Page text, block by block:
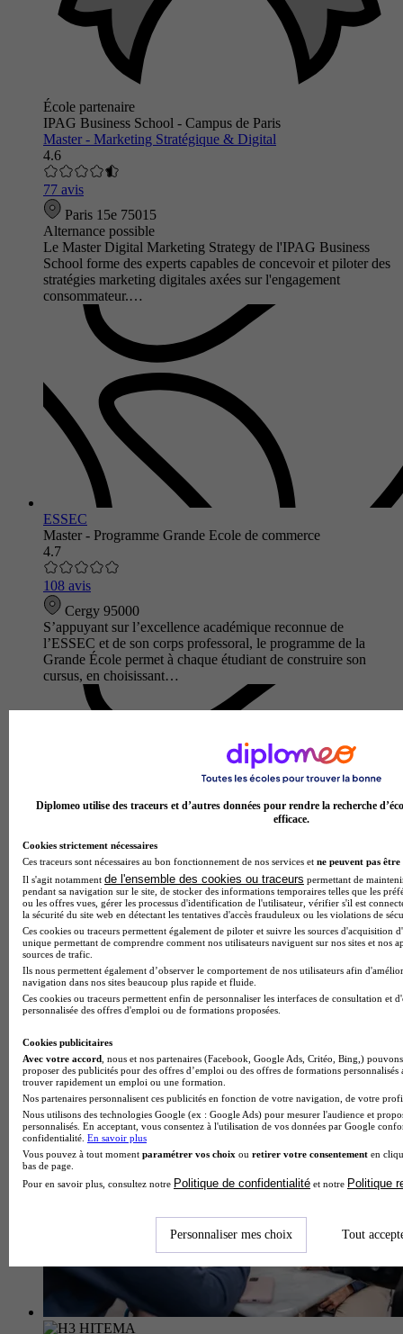
École partenaire
IPAG Business School - Campus de Paris
Master - Marketing Stratégique & Digital
4.6
77 avis
Paris 15e 75015
Alternance possible
Le Master Digital Marketing Strategy de l'IPAG Business
School forme des experts capables de concevoir et piloter des
stratégies marketing digitales axées sur l'engagement
consommateur.…
ESSEC
Master - Programme Grande Ecole de commerce
4.7
108 avis
Cergy 95000
S’appuyant sur l’excellence académique reconnue de
l’ESSEC et de son corps professoral, le programme de la
Grande École permet à chaque étudiant de construire son
cursus, en choisissant…
ENSEA
Master - Recherche - Systèmes Intelligents et Communicants
4.5
Cergy 95000
Systèmes Intelligents et communicants (SIC) Master
Informatiques et Génie Electrique La spécialité en recherche «
Systè…
Diplomeo utilise des traceurs et d’autres données pour rendre la recherche
efficace.
Cookies strictement nécessaires
Ces traceurs sont nécessaires au bon fonctionnement de nos services et ne peuvent pas être
Il s'agit notamment de l'ensemble des cookies ou traceurs permettant de
pendant sa navigation sur le site, de stocker des informations temporaires telles que les
ou les offres vues, gérer les processus d'identification de l'utilisateur, vérifier s'il est
la sécurité du site web en détectant les tentatives d'accès frauduleux ou les violations de
Ces cookies ou traceurs permettent également de piloter et suivre les sources d'acquisition
unique permettant de comprendre comment nos utilisateurs naviguent sur nos sites et nos
sources de trafic.
Ils nous permettent également d’observer le comportement de nos utilisateurs afin
navigation dans nos sites beaucoup plus rapide et fluide.
Ces cookies ou traceurs permettent enfin de personnaliser les interfaces de consultation et
personnalisée des offres d'emploi ou de formations proposées.
Cookies publicitaires
Avec votre accord , nous et nos partenaires (Facebook, Google Ads, Critéo, Bing,)
proposer des publicités pour des offres d’emploi ou des offres de formations
trouver rapidement un emploi ou une formation.
Nos partenaires personnalisent ces publicités en fonction de votre navigation, de votre
Nous utilisons des technologies Google (ex : Google Ads) pour mesurer l'audience et
personnalisés. En acceptant, vous consentez à l'utilisation de vos données par Google
confidentialité. En savoir plus
Vous pouvez à tout moment paramétrer vos choix ou retirer votre consentement en
bas de page.
Pour en savoir plus, consultez notre Politique de confidentialité et notre Politique
Personnaliser mes choix Tout